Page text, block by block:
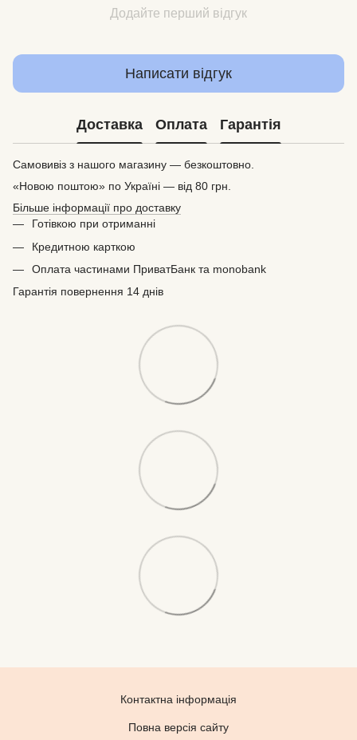
Додайте перший відгук
Написати відгук
Доставка Оплата Гарантія
Самовивіз з нашого магазину — безкоштовно.
«Новою поштою» по Україні — від 80 грн.
Більше інформації про доставку
Готівкою при отриманні
Кредитною карткою
Оплата частинами ПриватБанк та monobank
Гарантія повернення 14 днів
Контактна інформація
Повна версія сайту